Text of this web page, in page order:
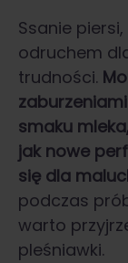
Ssanie
odruchem
trudności.
smaku
jak nowe
się dla
podczas
warto
pleśniawki.